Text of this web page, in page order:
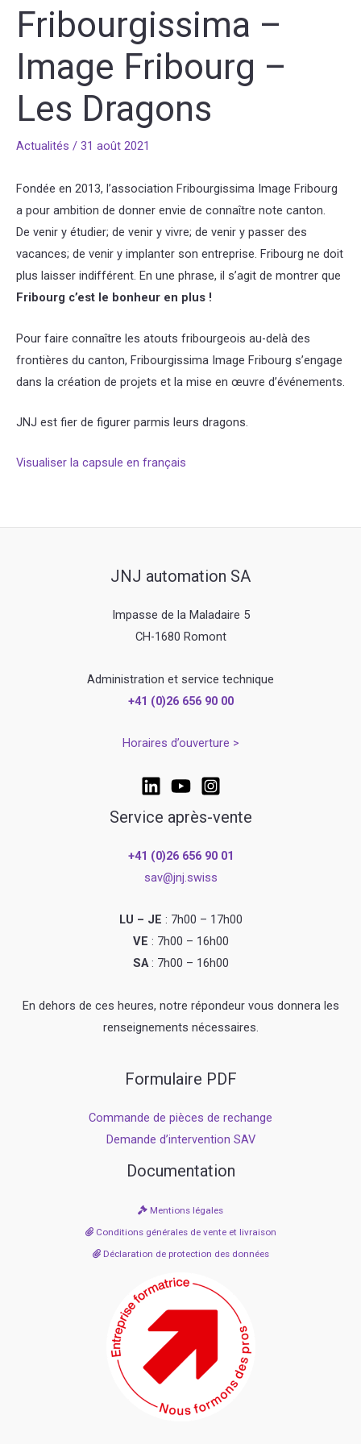
Fribourgissima –
Image Fribourg –
Les Dragons
Actualités / 31 août 2021
Fondée en 2013, l’association Fribourgissima Image Fribourg
a pour ambition de donner envie de connaître note canton.
De venir y étudier; de venir y vivre; de venir y passer des
vacances; de venir y implanter son entreprise. Fribourg ne doit
plus laisser indifférent. En une phrase, il s’agit de montrer que
Fribourg c’est le bonheur en plus !
Pour faire connaître les atouts fribourgeois au-delà des
frontières du canton, Fribourgissima Image Fribourg s’engage
dans la création de projets et la mise en œuvre d’événements.
JNJ est fier de figurer parmis leurs dragons.
Visualiser la capsule en français
JNJ automation SA
Impasse de la Maladaire 5
CH-1680 Romont
Administration et service technique
+41 (0)26 656 90 00
Horaires d’ouverture >
Service après-vente
+41 (0)26 656 90 01
sav@jnj.swiss
LU – JE : 7h00 – 17h00
VE : 7h00 – 16h00
SA: 7h00 – 16h00
En dehors de ces heures, notre répondeur vous donnera les
renseignements nécessaires.
Formulaire PDF
Commande de pièces de rechange
Demande d’intervention SAV
Documentation
Mentions légales
Conditions générales de vente et livraison
Déclaration de protection des données